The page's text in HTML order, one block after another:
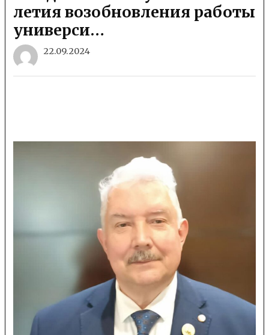
летия возобновления работы
универси…
22.09.2024